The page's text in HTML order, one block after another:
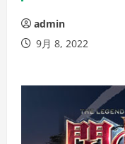
admin
9月 8, 2022